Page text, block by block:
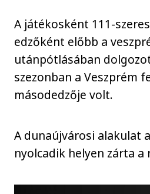
A játékosként 111-
edzőként előbb a
utánpótlásában
szezonban a Veszprém
másodedzője volt.
A dunaújvárosi alakulat
nyolcadik helyen zárta